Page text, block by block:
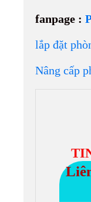
fanpage :
lắp đặt
Nâng cấp